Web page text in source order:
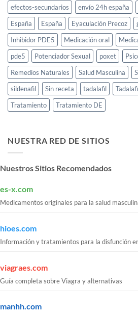
efectos-secundarios
envío 24h españa
España
España Eyaculación Precoz
Inhibidor PDE5
Medicación oral
pde5
Potenciador Sexual poxet
Remedios Naturales
Salud Masculina
sildenafil
Sin receta tadalafil
Tratamiento
Tratamiento DE
NUESTRA RED DE SITIOS
Nuestros Sitios Recomendados
es-x.com
Medicamentos originales para la salud
hioes.com
Información y tratamientos para la disfunción
viagraes.com
Guía completa sobre Viagra y alternativas
manhh.com